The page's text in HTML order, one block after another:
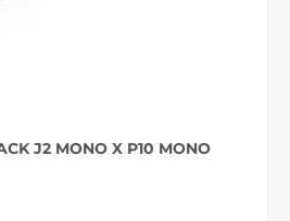
J2 MONO X P10 MONO